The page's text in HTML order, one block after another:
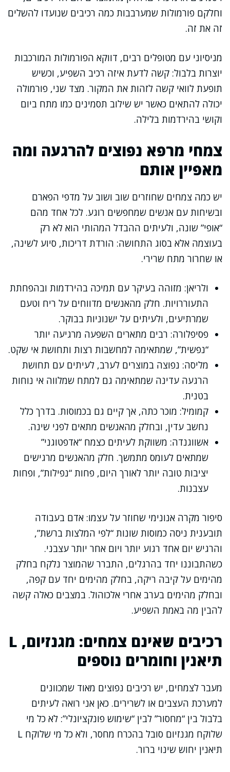
וחלקם פורמולות שמערבבות כמה רכיבים שנועדו להשלים
זה את זה.
מניסיוני עם מטופלים רבים, דווקא הפורמולות המורכבות
יוצרות בלבול: קשה לדעת איזה רכיב השפיע, וכשיש
תופעת לוואי קשה לזהות את המקור. מצד שני, פורמולה
יכולה להתאים כאשר יש שילוב תסמינים כמו מתח ביום
וקושי בהירדמות בלילה.
צמחי מרפא נפוצים להרגעה ומה
מאפיין אותם
יש כמה צמחים שחוזרים שוב ושוב על מדפי הפארם
ובשיחות עם אנשים שמחפשים רוגע. לכל אחד מהם
“אופי” שונה, ולעיתים ההבדל המהותי הוא לא רק
בעוצמה אלא בסוג התחושה: הורדת דריכות, סיוע לשינה,
או שחרור מתח שרירי.
ולריאן: מזוהה בעיקר עם תמיכה בהירדמות ובהפחתת
התעוררויות. חלק מהאנשים מדווחים על ריח וטעם
שמרתיעים, ולעיתים על ישנוניות בבוקר.
פסיפלורה: רבים מתארים השפעה מרגיעה יותר
“נפשית”, שמתאימה למחשבות רצות ותחושת אי שקט.
מליסה: נפוצה במוצרים לערב, לעיתים עם תחושת
הרגעה עדינה שמתאימה גם למתח שמלווה אי נוחות
בטנית.
קמומיל: מוכר כתה, אך קיים גם בכמוסות. בדרך כלל
נחשב עדין, ובחלק מהאנשים מתאים לפני שינה.
אשווגנדה: משווקת לעיתים כצמח “אדפטוגני”
שמתאים לעומס מתמשך. חלק מהאנשים מרגישים
יציבות טובה יותר לאורך היום, פחות “נפילות”, ופחות
עצבנות.
סיפור מקרה אנונימי שחוזר על עצמו: אדם בעבודה
תובענית ניסה כמוסות שונות “לפי המלצות ברשת”,
והרגיש יום אחד רגוע יותר ויום אחר יותר עצבני.
כשהתבוננו יחד בהרגלים, התברר שהמוצר נלקח בחלק
מהימים על קיבה ריקה, בחלק מהימים יחד עם קפה,
ובחלק מהימים בערב אחרי אלכוהול. במצבים כאלה קשה
להבין מה באמת השפיע.
רכיבים שאינם צמחים: מגנזיום, L
תיאנין וחומרים נוספים
מעבר לצמחים, יש רכיבים נפוצים מאוד שמכוונים
למערכת העצבים או לשרירים. כאן אני רואה לעיתים
בלבול בין “מחסור” לבין “שימוש פונקציונלי”: לא כל מי
שלוקח מגנזיום סובל בהכרח מחסר, ולא כל מי שלוקח L
תיאנין יחוש שינוי ברור.